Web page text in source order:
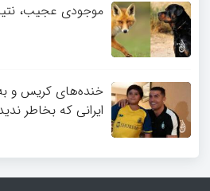
موجودی عجیب،
خنده‌های کریس و
ایرانی که بخاطر